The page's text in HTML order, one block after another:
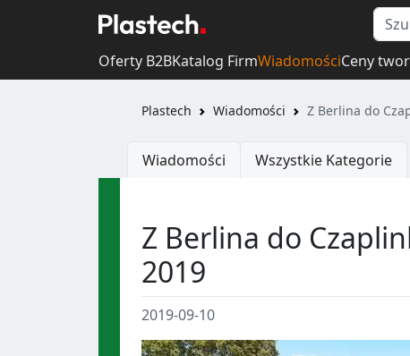
Oferty B2BKatalog FirmWiadomościCeny
Plastech Wiadomości Z Berlina do
Wiadomości Wszystkie Kategorie
Z Berlina do
2019
2019-09-10